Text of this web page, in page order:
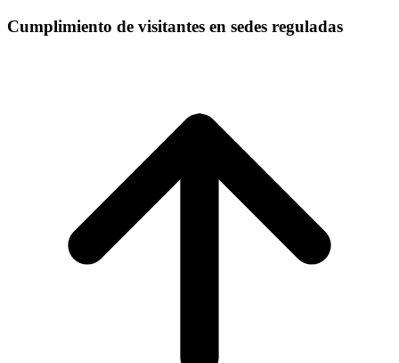
Cumplimiento de visitantes en sedes reguladas